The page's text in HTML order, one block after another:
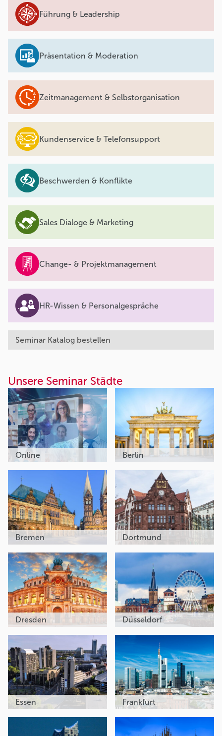
Führung & Leadership
Präsentation & Moderation
Zeitmanagement & Selbstorganisation
Kundenservice & Telefonsupport
Beschwerden & Konflikte
Sales Dialoge & Marketing
Change- & Projektmanagement
HR-Wissen & Personalgespräche
Seminar Katalog bestellen
Unsere Seminar Städte
Online Berlin
Bremen Dortmund
Dresden Düsseldorf
Essen Frankfurt